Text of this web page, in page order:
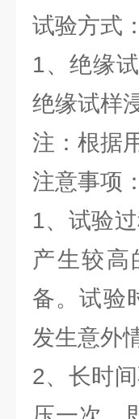
试验方式：
1、绝缘
绝缘试样
注：根据
注意事项：
1、试验
产生较高
备。试验
发生意外
2、长时